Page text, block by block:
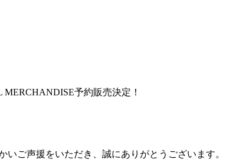
予約販売決定！
ご声援をいただき、誠にありがとうございます。